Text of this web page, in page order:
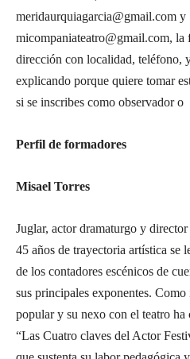
meridaurquiagarcia@gmail.com y
micompaniateatro@gmail.com, la
dirección con localidad, teléfono,
explicando porque quiere tomar
si se inscribes como observador o
Perfil de formadores
Misael Torres
Juglar, actor dramaturgo y
45 años de trayectoria artística se
de los contadores escénicos de
sus principales exponentes.
popular y su nexo con el teatro
“Las Cuatro claves del Actor